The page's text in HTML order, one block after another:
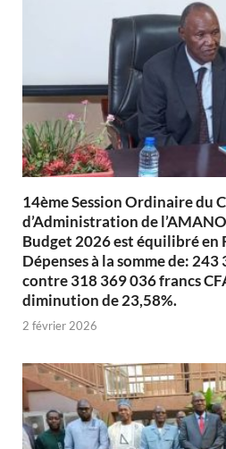
14ème Session Ordinaire du
d’Administration de
Budget 2026 est équilibré en
Dépenses à la somme de: 243
contre 318 369 036 francs
diminution de 23,58%.
2 février 2026